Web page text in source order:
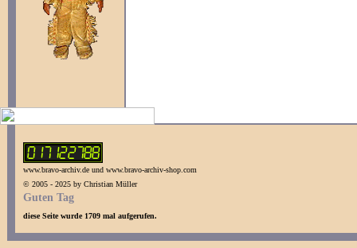
www.bravo-archiv.de und www.bravo-archiv-shop.com
© 2005 - 2025 by Christian Müller
Guten Tag
diese Seite wurde 1709 mal aufgerufen.